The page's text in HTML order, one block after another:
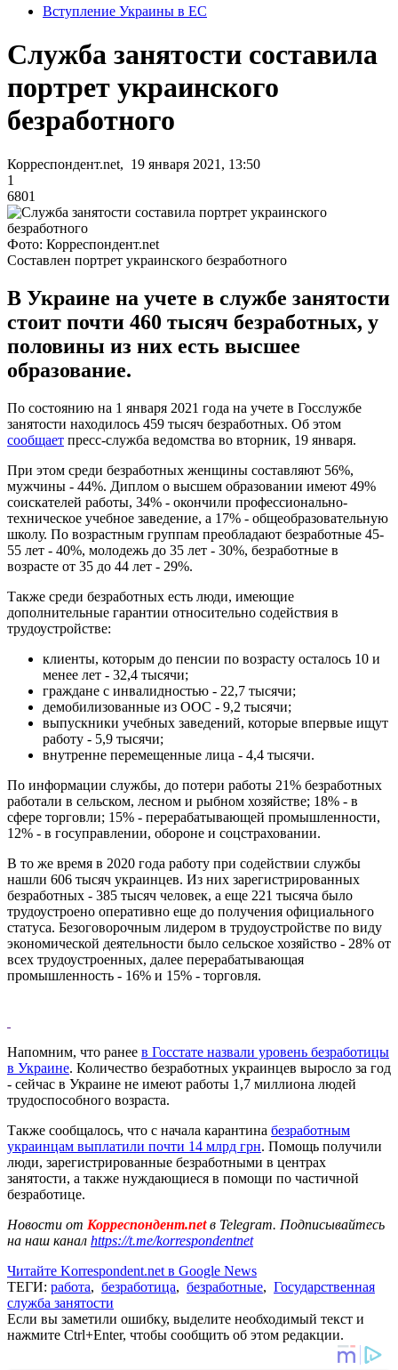
Вступление Украины в ЕС
Служба занятости составила
портрет украинского
безработного
Корреспондент.net, 19 января 2021, 13:50
1
6801
Фото: Корреспондент.net
Составлен портрет украинского безработного
В Украине на учете в службе занятости
стоит почти 460 тысяч безработных, у
половины из них есть высшее
образование.
По состоянию на 1 января 2021 года на учете в Госслужбе
занятости находилось 459 тысяч безработных. Об этом
сообщает пресс-служба ведомства во вторник, 19 января.
При этом среди безработных женщины составляют 56%,
мужчины - 44%. Диплом о высшем образовании имеют 49%
соискателей работы, 34% - окончили профессионально-
техническое учебное заведение, а 17% - общеобразовательную
школу. По возрастным группам преобладают безработные 45-
55 лет - 40%, молодежь до 35 лет - 30%, безработные в
возрасте от 35 до 44 лет - 29%.
Также среди безработных есть люди, имеющие
дополнительные гарантии относительно содействия в
трудоустройстве:
клиенты, которым до пенсии по возрасту осталось 10 и
менее лет - 32,4 тысячи;
граждане с инвалидностью - 22,7 тысячи;
демобилизованные из ООС - 9,2 тысячи;
выпускники учебных заведений, которые впервые ищут
работу - 5,9 тысячи;
внутренне перемещенные лица - 4,4 тысячи.
По информации службы, до потери работы 21% безработных
работали в сельском, лесном и рыбном хозяйстве; 18% - в
сфере торговли; 15% - перерабатывающей промышленности,
12% - в госуправлении, обороне и соцстраховании.
В то же время в 2020 года работу при содействии службы
нашли 606 тысяч украинцев. Из них зарегистрированных
безработных - 385 тысяч человек, а еще 221 тысяча было
трудоустроено оперативно еще до получения официального
статуса. Безоговорочным лидером в трудоустройстве по виду
экономической деятельности было сельское хозяйство - 28% от
всех трудоустроенных, далее перерабатывающая
промышленность - 16% и 15% - торговля.
Напомним, что ранее в Госстате назвали уровень безработицы
в Украине. Количество безработных украинцев выросло за год
- сейчас в Украине не имеют работы 1,7 миллиона людей
трудоспособного возраста.
Также сообщалось, что с начала карантина безработным
украинцам выплатили почти 14 млрд грн. Помощь получили
люди, зарегистрированные безработными в центрах
занятости, а также нуждающиеся в помощи по частичной
безработице.
Новости от Корреспондент.netв Telegram. Подписывайтесь
на наш канал https://t.me/korrespondentnet
Читайте Korrespondent.net в Google News
ТЕГИ: работа, безработица, безработные, Государственная
служба занятости
Если вы заметили ошибку, выделите необходимый текст и
нажмите Ctrl+Enter, чтобы сообщить об этом редакции.